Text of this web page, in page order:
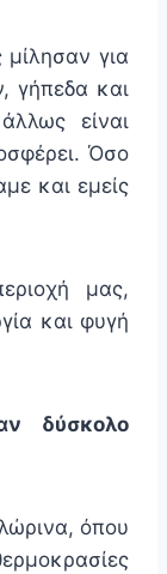
για
γήπεδα και
είναι
Όσο
και εμείς
μας,
και φυγή
δύσκολο
όπου